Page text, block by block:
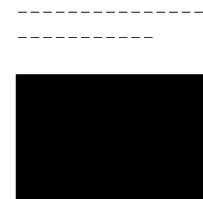
ーーーーーーーーーーーーーー
ーーーーーーーーーーー